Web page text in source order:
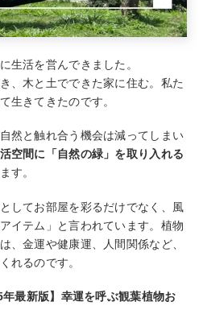
生活を営んできました。
、木と土でできた家に住む。私た
生きてきたのです。
然と触れ合う機会は減ってしまい
空間に「自然の緑」を取り入れる
す。
してお部屋を彩るだけでなく、風
イテム」と言われています。植物
、金運や健康運、人間関係など、
れるのです。
年最新版】幸運を呼ぶ観葉植物お